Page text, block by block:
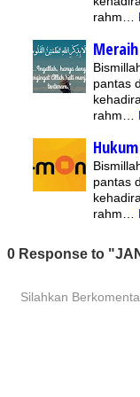
rahm…
pantas
rahm…
pantas
rahm…
0 Response to
Silahkan